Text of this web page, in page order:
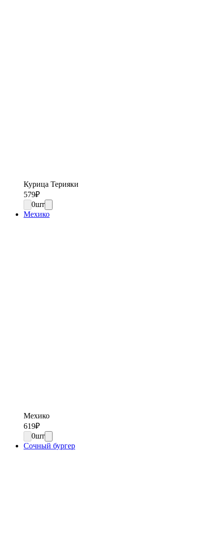
Курица Терияки
579₽
0шт
Мехико
Мехико
619₽
0шт
Сочный бургер